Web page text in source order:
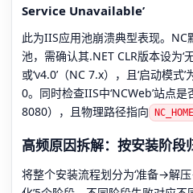
Service Unavailable’
此为IIS应用池崩溃典型表现。NC
池，需确认其.NET CLR版本设为‘
或‘v4.0’（NC 7.x），且‘启动模式’
0。同时检查IIS中‘NCWeb’站点
8080），且物理路径指向
高频原因拆解：按安装阶段
将整个安装流程划分为‘准备→